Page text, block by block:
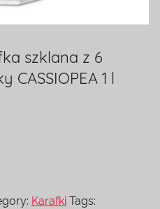
szklana z 6
CASSIOPEA 1 l
Karafki Tags: